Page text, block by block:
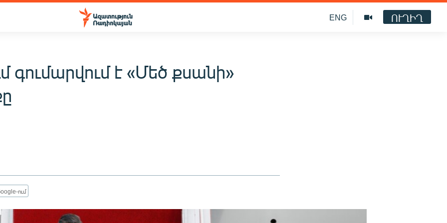
ENG ՈՒՂԻՂ
գումարվում է «Մեծ քսանի»
ում